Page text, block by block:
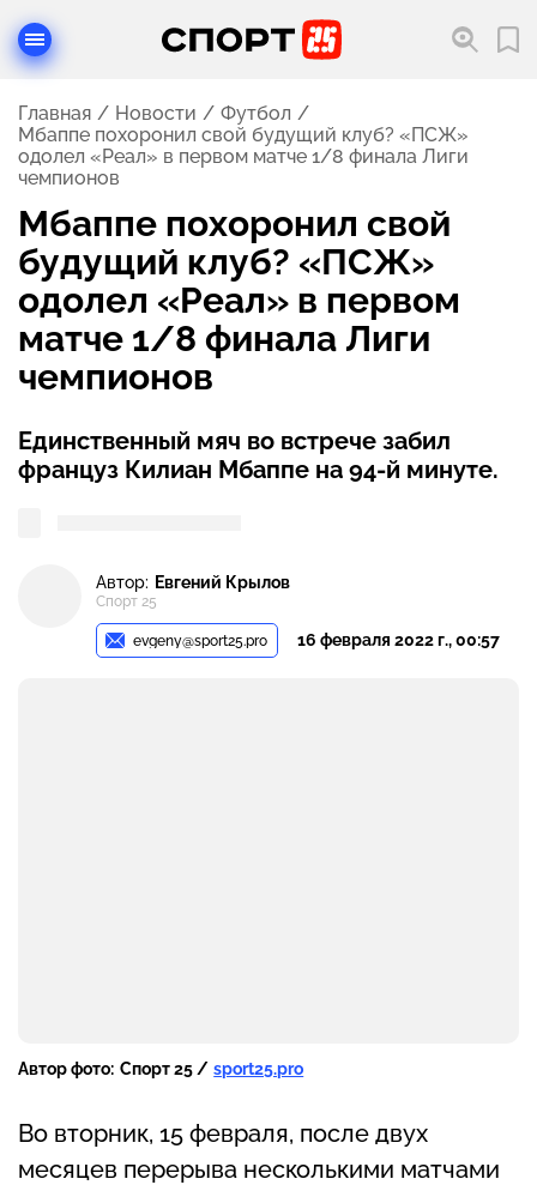
Главная Новости
Футбол
Мбаппе похоронил свой будущий клуб? «ПСЖ»
одолел «Реал» в первом матче 1/8 финала Лиги
чемпионов
Мбаппе похоронил свой
будущий клуб? «ПСЖ»
одолел «Реал» в первом
матче 1/8 финала Лиги
чемпионов
Единственный мяч во встрече забил
француз Килиан Мбаппе на 94-й минуте.
Автор: Евгений Крылов
Спорт 25
evgeny@sport25.pro 16 февраля 2022 г., 00:57
Автор фото: Спорт 25 / sport25.pro
Во вторник, 15 февраля, после двух
месяцев перерыва несколькими матчами